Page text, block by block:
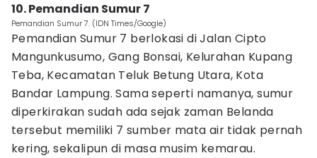
10. Pemandian Sumur 7
Pemandian Sumur 7. (IDN Times/Google)
Pemandian Sumur 7 berlokasi di Jalan Cipto
Mangunkusumo, Gang Bonsai, Kelurahan Kupang
Teba, Kecamatan Teluk Betung Utara, Kota
Bandar Lampung. Sama seperti namanya, sumur
diperkirakan sudah ada sejak zaman Belanda
tersebut memiliki 7 sumber mata air tidak pernah
kering, sekalipun di masa musim kemarau.